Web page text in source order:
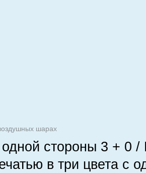
шарах
стороны 3 + 0
в три цвета с